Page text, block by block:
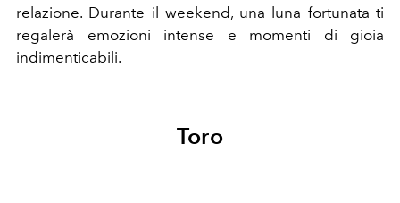
relazione. Durante il weekend, una luna fortunata ti
regalerà emozioni intense e momenti di gioia
indimenticabili.
Toro